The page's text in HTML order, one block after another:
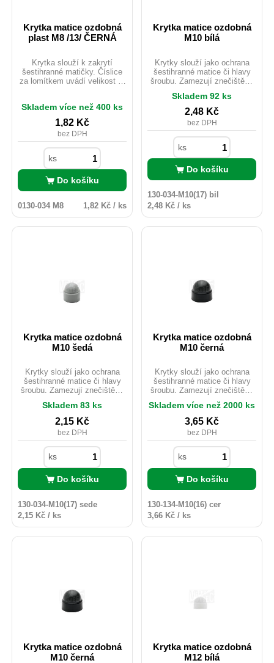
Krytka matice ozdobná
plast M8 /13/ ČERNÁ
Krytka slouží k zakrytí
šestihranné matičky. Číslice
za lomítkem uvádí velikost e.
šestihrannou hlavou. Určena
na matice a šrouby M 10 a
utahovací číslo 17. Materiál
PVC. Barva ČERNÁ.
Skladem více než 400 ks
1,82 Kč
bez DPH
ks
Do košíku
0130-034 M8 1,82 Kč / ks
Krytka matice ozdobná
M10 bílá
Krytky slouží jako ochrana
šestihranné matice či hlavy
šroubu. Zamezují znečištění,
spojovací materiál proti
povětrnostním podmínkám.
Jsou dostupné v různých
barvách. Vhodné i pro
venkovní použití.
Skladem 92 ks
2,48 Kč
bez DPH
ks
Do košíku
130-034-M10(17) bil
2,48 Kč / ks
Krytka matice ozdobná
M10 šedá
Krytky slouží jako ochrana
šestihranné matice či hlavy
šroubu. Zamezují znečištění,
spojovací materiál proti
povětrnostním podmínkám.
Jsou dostupné v různých
barvách. Vhodné i pro
venkovní použití.
Skladem 83 ks
2,15 Kč
bez DPH
ks
Do košíku
130-034-M10(17) sede
2,15 Kč / ks
Krytka matice ozdobná
M10 černá
Krytky slouží jako ochrana
šestihranné matice či hlavy
šroubu. Zamezují znečištění,
korozi, poškození. Chrání
spojovací materiál proti
povětrnostním podmínkám.
Jsou dostupné v různých
barvách. Vhodné i pro
venkovní použití.
Skladem více než 2000 ks
3,65 Kč
bez DPH
ks
Do košíku
130-134-M10(16) cer
3,66 Kč / ks
Krytka matice ozdobná
M10 černá
Krytka matice ozdobná
M12 bílá